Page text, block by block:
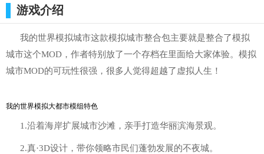
游戏介绍
我的世界模拟城市这款模拟城市整合包主要就是整合了模拟
城市这个MOD，作者特别放了一个存档在里面给大家体验。模拟
城市MOD的可玩性很强，很多人觉得超越了虚拟人生！
我的世界模拟大都市模组特色
1.沿着海岸扩展城市沙滩，亲手打造华丽滨海景观。
2.真·3D设计，带你领略市民们蓬勃发展的不夜城。